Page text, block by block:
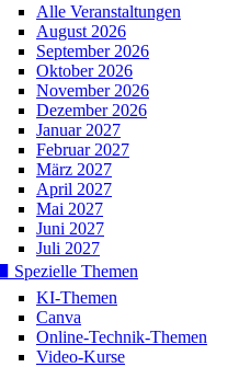
Alle Veranstaltungen
August 2026
September 2026
Oktober 2026
November 2026
Dezember 2026
Januar 2027
Februar 2027
März 2027
April 2027
Mai 2027
Juni 2027
Juli 2027
⬛️ Spezielle Themen
KI-Themen
Canva
Online-Technik-Themen
Video-Kurse